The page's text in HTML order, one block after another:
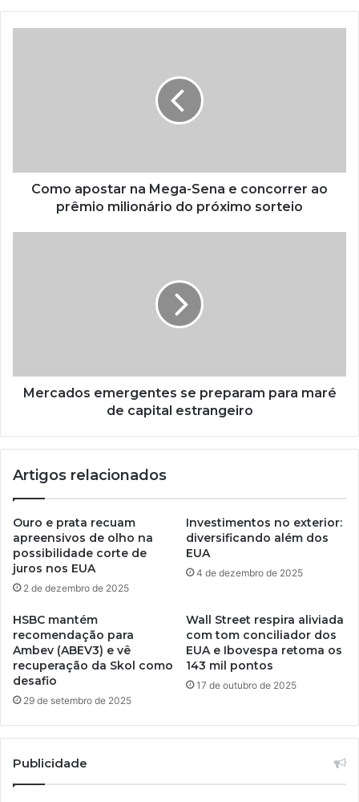
Como apostar na Mega-Sena e concorrer ao
prêmio milionário do próximo sorteio
Mercados emergentes se preparam para maré
de capital estrangeiro
Artigos relacionados
Ouro e prata recuam
apreensivos de olho na
possibilidade corte de
juros nos EUA
2 de dezembro de 2025
Investimentos no exterior:
diversificando além dos
EUA
4 de dezembro de 2025
HSBC mantém
recomendação para
Ambev (ABEV3) e vê
recuperação da Skol como
desafio
29 de setembro de 2025
Wall Street respira aliviada
com tom conciliador dos
EUA e Ibovespa retoma os
143 mil pontos
17 de outubro de 2025
Publicidade